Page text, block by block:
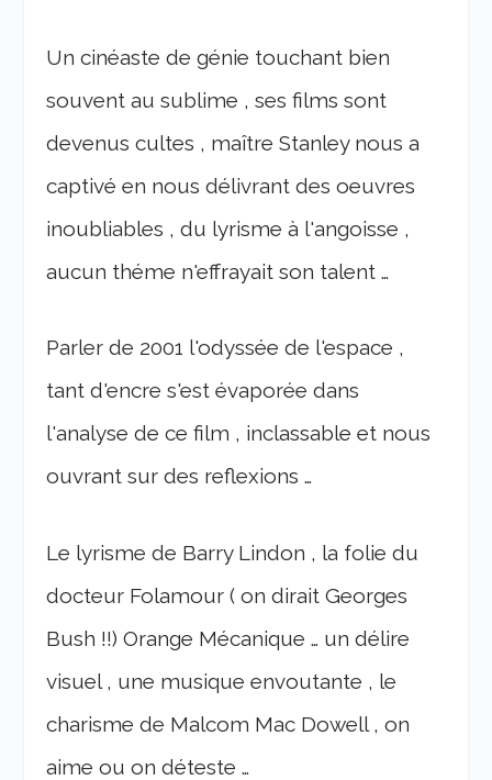
Un cinéaste de génie touchant bien
souvent au sublime , ses films sont
devenus cultes , maître Stanley nous a
captivé en nous délivrant des oeuvres
inoubliables , du lyrisme à l'angoisse ,
aucun théme n'effrayait son talent …
Parler de 2001 l'odyssée de l'espace ,
tant d'encre s'est évaporée dans
l'analyse de ce film , inclassable et nous
ouvrant sur des reflexions …
Le lyrisme de Barry Lindon , la folie du
docteur Folamour ( on dirait Georges
Bush !!) Orange Mécanique … un délire
visuel , une musique envoutante , le
charisme de Malcom Mac Dowell , on
aime ou on déteste …